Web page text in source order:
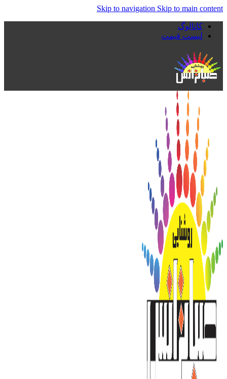
Skip to navigation Skip to main content
کاتالوگ
لیست قیمت